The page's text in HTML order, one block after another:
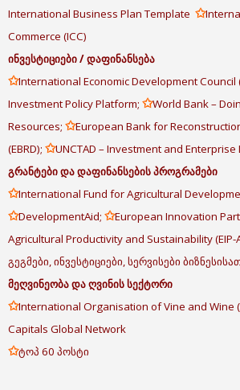
International Business Plan Template ✩
Commerce (ICC)
ინვესტიციები/დაფინანსება
✩International Economic Development Council
Investment Policy Platform; ✩World Bank –
Resources; ✩European Bank for
(EBRD); ✩UNCTAD – Investment and
გრანტებიდადაფინანსებისპროგრამები
✩International Fund for Agricultural
✩DevelopmentAid; ✩European Innovation
Agricultural Productivity and Sustainability (EIP-
გეგმები, ინვესტიციები, სერვისები
მეღვინეობადაღვინისსექტორი
✩International Organisation of Vine and Wine
Capitals Global Network
✩ტოპ 60 პოსტი